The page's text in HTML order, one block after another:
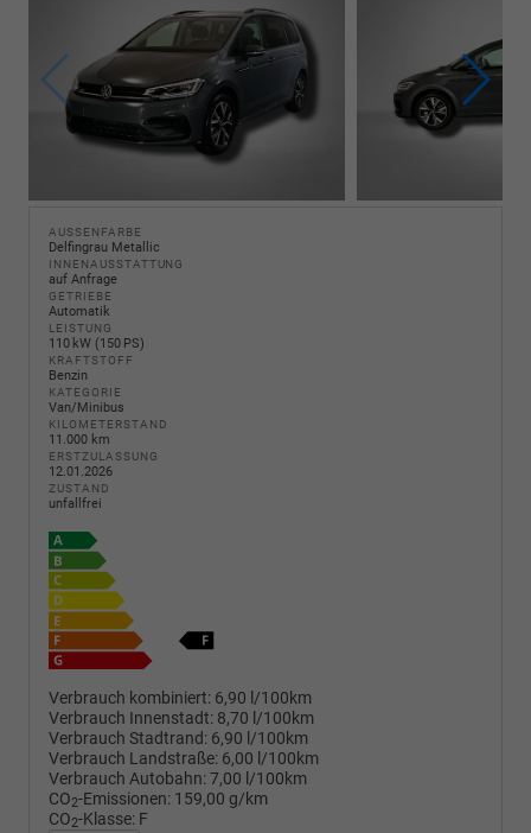
AUSSENFARBE
Delfingrau Metallic
INNENAUSSTATTUNG
auf Anfrage
GETRIEBE
Automatik
LEISTUNG
110 kW (150 PS)
KRAFTSTOFF
Benzin
KATEGORIE
Van/Minibus
KILOMETERSTAND
11.000 km
ERSTZULASSUNG
12.01.2026
ZUSTAND
unfallfrei
Verbrauch kombiniert: 6,90 l/100km
Verbrauch Innenstadt: 8,70 l/100km
Verbrauch Stadtrand: 6,90 l/100km
Verbrauch Landstraße: 6,00 l/100km
Verbrauch Autobahn:7,00 l/100km
CO2-Emissionen: 159,00 g/km
CO2-Klasse: F